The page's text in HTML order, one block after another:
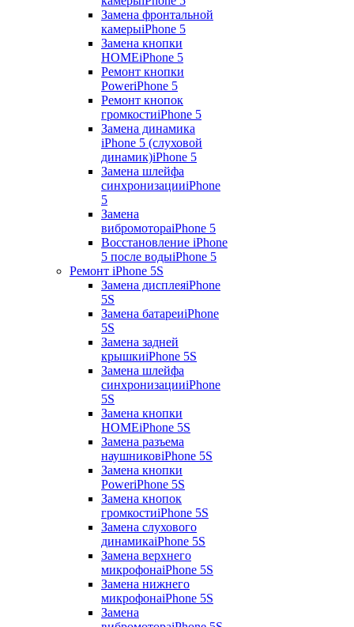
Замена фронтальной
камерыiPhone 5
Замена кнопки
HOMEiPhone 5
Ремонт кнопки
PoweriPhone 5
Ремонт кнопок
громкостиiPhone 5
Замена динамика
iPhone 5 (слуховой
динамик)iPhone 5
Замена шлейфа
синхронизацииiPhone
5
Замена
вибромотораiPhone 5
Восстановление iPhone
5 после водыiPhone 5
Ремонт iPhone 5S
Замена дисплеяiPhone
5S
Замена батареиiPhone
5S
Замена задней
крышкиiPhone 5S
Замена шлейфа
синхронизацииiPhone
5S
Замена кнопки
HOMEiPhone 5S
Замена разъема
наушниковiPhone 5S
Замена кнопки
PoweriPhone 5S
Замена кнопок
громкостиiPhone 5S
Замена слухового
динамикаiPhone 5S
Замена верхнего
микрофонаiPhone 5S
Замена нижнего
микрофонаiPhone 5S
Замена